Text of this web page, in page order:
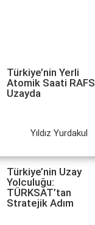
Türkiye’nin Yerli
Atomik Saati RAFS
Uzayda
Yıldız Yurdakul
Türkiye’nin Uzay
Yolculuğu:
TÜRKSAT’tan
Stratejik Adım